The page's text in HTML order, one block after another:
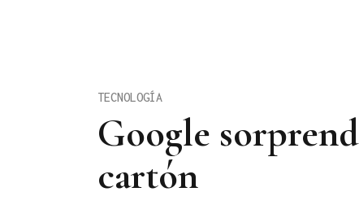
Google
cartón
TECNOLOGÍA